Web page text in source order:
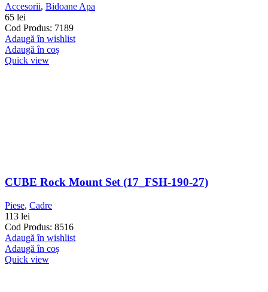
Accesorii, Bidoane Apa
65 lei
Cod Produs: 7189
Adaugă în wishlist
Adaugă în coș
Quick view
CUBE Rock Mount Set (17_FSH-190-27)
Piese, Cadre
113 lei
Cod Produs: 8516
Adaugă în wishlist
Adaugă în coș
Quick view